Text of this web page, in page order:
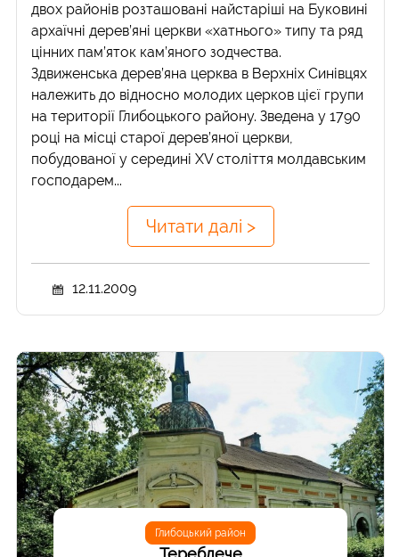
двох районів розташовані найстаріші на Буковині
архаїчні дерев’яні церкви «хатнього» типу та ряд
цінних пам’яток кам’яного зодчества.
Здвиженська дерев’яна церква в Верхніх Синівцях
належить до відносно молодих церков цієї групи
на території Глибоцького району. Зведена у 1790
році на місці старої дерев’яної церкви,
побудованої у середині XV століття молдавським
господарем...
Читати далі >
12.11.2009
Глибоцький район